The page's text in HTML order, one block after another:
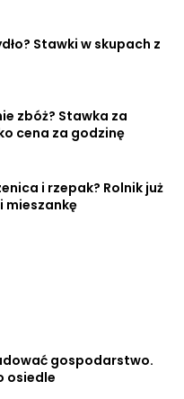
Stawki w skupach z
zbóż? Stawka za
cena za godzinę
i rzepak? Rolnik już
mieszankę
gospodarstwo.
osiedle